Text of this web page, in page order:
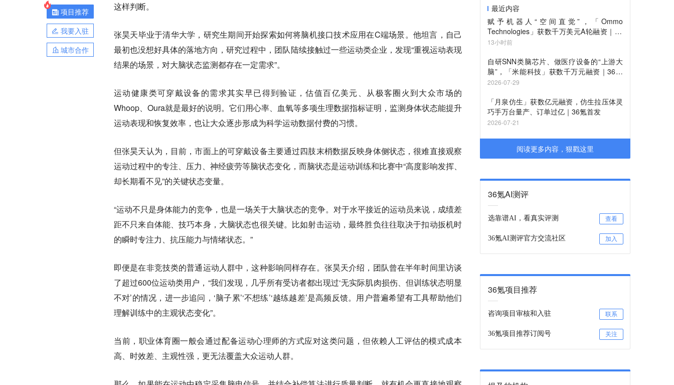
项目推荐
我要入驻
城市合作
这样判断。
张昊天毕业于清华大学，研究生期间开始探索如何将脑机接口技术应用在C端场景。他坦言，自己
最初也没想好具体的落地方向，研究过程中，团队陆续接触过一些运动类企业，发现“重视运动表现
结果的场景，对大脑状态监测都存在一定需求”。
运动健康类可穿戴设备的需求其实早已得到验证，估值百亿美元、从极客圈火到大众市场的
Whoop、Oura就是最好的说明。它们用心率、血氧等多项生理数据指标证明，监测身体状态能提升
运动表现和恢复效率，也让大众逐步形成为科学运动数据付费的习惯。
但张昊天认为，目前，市面上的可穿戴设备主要通过四肢末梢数据反映身体侧状态，很难直接观察
运动过程中的专注、压力、神经疲劳等脑状态变化，而脑状态是运动训练和比赛中“高度影响发挥、
却长期看不见”的关键状态变量。
“运动不只是身体能力的竞争，也是一场关于大脑状态的竞争。对于水平接近的运动员来说，成绩差
距不只来自体能、技巧本身，大脑状态也很关键。比如射击运动，最终胜负往往取决于扣动扳机时
的瞬时专注力、抗压能力与情绪状态。”
即便是在非竞技类的普通运动人群中，这种影响同样存在。张昊天介绍，团队曾在半年时间里访谈
了超过600位运动类用户，“我们发现，几乎所有受访者都出现过‘无实际肌肉损伤、但训练状态明显
不对’的情况，进一步追问，‘脑子累’‘不想练’‘越练越差’是高频反馈。用户普遍希望有工具帮助他们
理解训练中的主观状态变化”。
当前，职业体育圈一般会通过配备运动心理师的方式应对这类问题，但依赖人工评估的模式成本
高、时效差、主观性强，更无法覆盖大众运动人群。
最近内容
赋予机器人“空间直觉”，「Ommo
Technologies」获数千万美元A轮融资｜36
氪首发
13小时前
自研SNN类脑芯片、做医疗设备的“上游大
脑”，「米能科技」获数千万元融资｜36氪
首发
2026-07-29
「月泉仿生」获数亿元融资，仿生拉压体灵
巧手万台量产、订单过亿｜36氪首发
2026-07-21
阅读更多内容，狠戳这里
36氪AI测评
选靠谱AI，看真实评测 查看
36氪AI测评官方交流社区 加入
36氪项目推荐
咨询项目审核和入驻 联系
36氪项目推荐订阅号 关注